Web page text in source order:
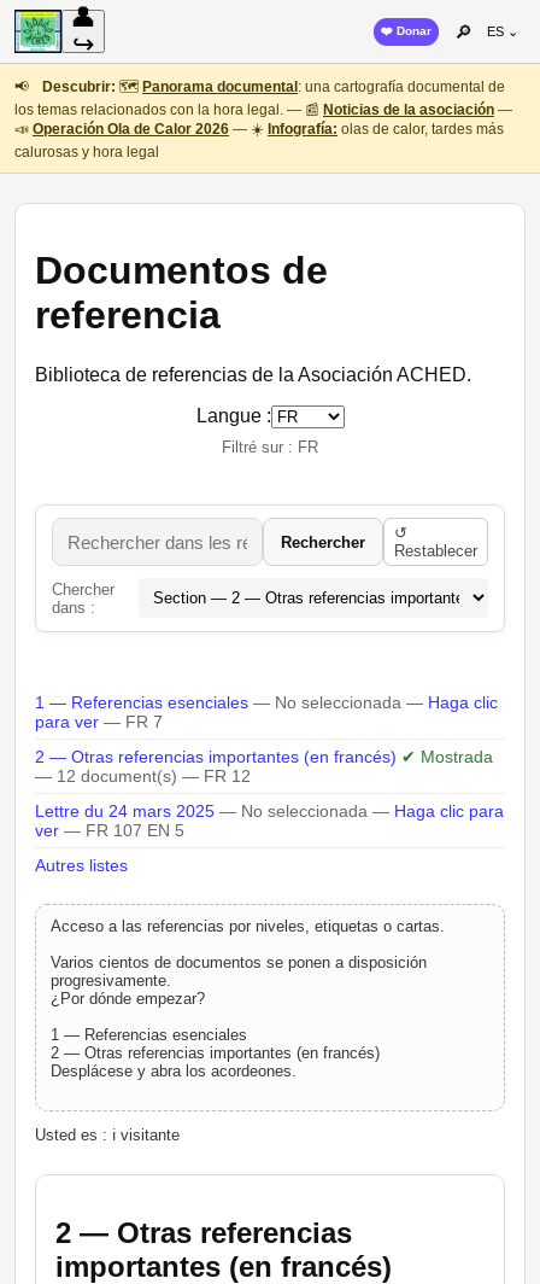
👤
↪
❤️ Donar 🔎 ES ⌄
📢 Descubrir: 🗺️ Panorama documental : una cartografía documental de
los temas relacionados con la hora legal. — 📰 Noticias de la asociación —
📣 Operación Ola de Calor 2026 — ☀️ Infografía: olas de calor, tardes más
calurosas y hora legal
Documentos de
referencia
Biblioteca de referencias de la Asociación ACHED.
Langue :
Filtré sur : FR
Rechercher
↺
Restablecer
Chercher
dans :
1 — Referencias esenciales — No seleccionada — Haga clic
para ver — FR 7
2 — Otras referencias importantes (en francés) ✔ Mostrada
— 12 document(s) — FR 12
Lettre du 24 mars 2025 — No seleccionada — Haga clic para
ver — FR 107 EN 5
Autres listes
Acceso a las referencias por niveles, etiquetas o cartas.
Varios cientos de documentos se ponen a disposición
progresivamente.
¿Por dónde empezar?
1 — Referencias esenciales
2 — Otras referencias importantes (en francés)
Desplácese y abra los acordeones.
Usted es : ℹ️ visitante
2 — Otras referencias
importantes (en francés)